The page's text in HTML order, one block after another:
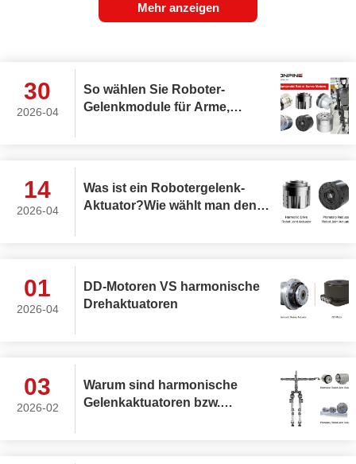
Mehr anzeigen
30
2026-04
So wählen Sie Roboter-
Gelenkmodule für Arme,
14
2026-04
Was ist ein Robotergelenk-
Aktuator?Wie wählt man den
01
2026-04
DD-Motoren VS harmonische
Drehaktuatoren
03
2026-02
Warum sind harmonische
Gelenkaktuatoren bzw.